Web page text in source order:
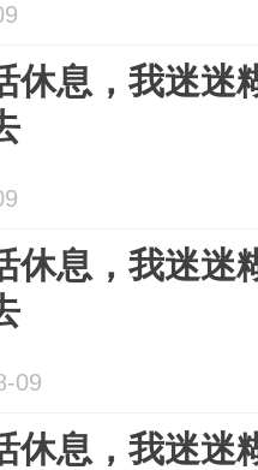
休息，我迷迷
休息，我迷迷
09
休息，我迷迷